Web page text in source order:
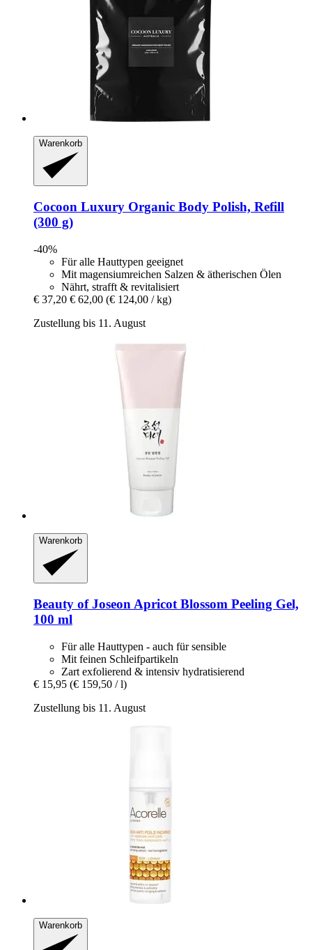
Warenkorb
Cocoon Luxury Organic Body Polish, Refill
(300 g)
-40%
Für alle Hauttypen geeignet
Mit magensiumreichen Salzen & ätherischen Ölen
Nährt, strafft & revitalisiert
€ 37,20 € 62,00 (€ 124,00 / kg)
Zustellung bis 11. August
Warenkorb
Beauty of Joseon Apricot Blossom Peeling Gel,
100 ml
Für alle Hauttypen - auch für sensible
Mit feinen Schleifpartikeln
Zart exfolierend & intensiv hydratisierend
€ 15,95 (€ 159,50 / l)
Zustellung bis 11. August
Warenkorb